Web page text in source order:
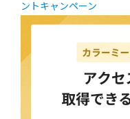
ントキャンペーン